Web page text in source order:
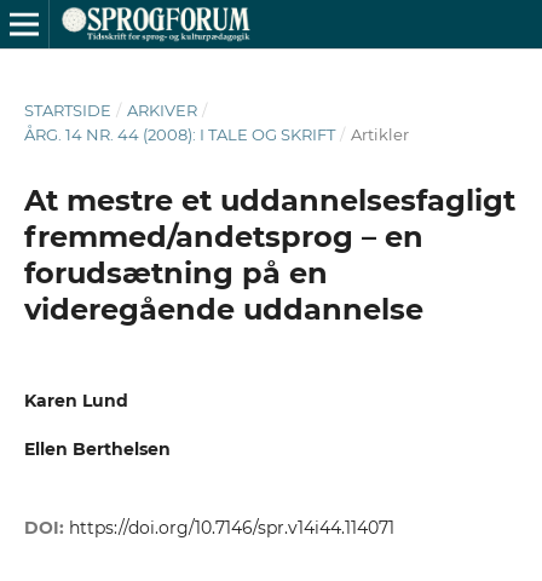
STARTSIDE / ARKIVER /
ÅRG. 14 NR. 44 (2008): I TALE OG SKRIFT / Artikler
At mestre et uddannelsesfagligt
fremmed/andetsprog – en
forudsætning på en
videregående uddannelse
Karen Lund
Ellen Berthelsen
DOI: https://doi.org/10.7146/spr.v14i44.114071